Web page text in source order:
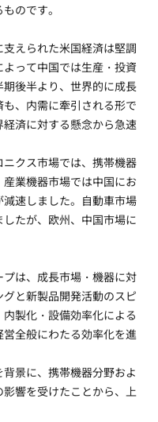
のです。
えられた米国経済は堅調
って中国では生産・投資
後半より、世界的に成長
、内需に牽引される形で
済に対する懸念から急速
クス市場では、携帯機器
業機器市場では中国にお
速しました。自動車市場
たが、欧州、中国市場に
は、成長市場・機器に対
と新製品開発活動のスピ
製化・設備効率化による
全般にわたる効率化を進
景に、携帯機器分野およ
響を受けたことから、上